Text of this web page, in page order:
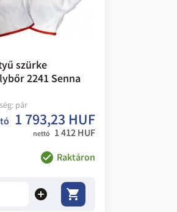
szürke
2241 Senna
pár
1 793,23 HUF
nettó 1 412 HUF
Raktáron
add